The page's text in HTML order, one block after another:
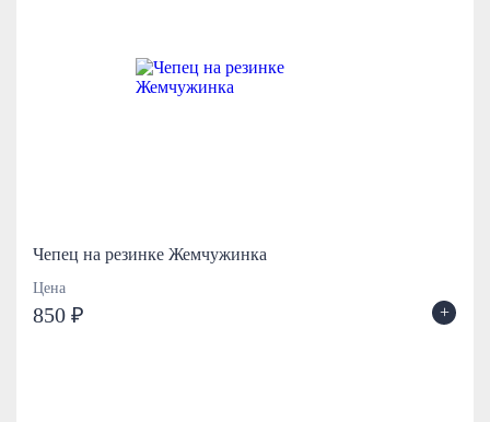
Чепец на резинке Жемчужинка
Цена
850 ₽ +